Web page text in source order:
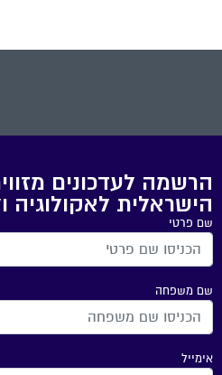
הרשמה לעדכונים
הישראלית לאקולוגיה
שם פרטי
שם משפחה
אימייל